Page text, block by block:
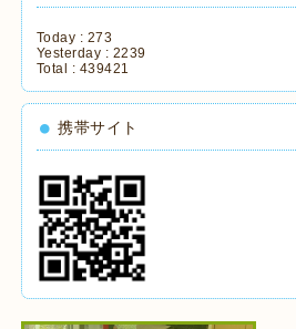
Today : 273
Yesterday : 2239
Total : 439421
携帯サイト